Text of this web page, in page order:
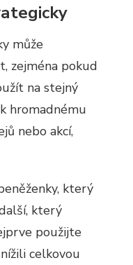
může
zejména pokud
na stejný
hromadnému
nebo akcí,
který
který
použijte
celkovou